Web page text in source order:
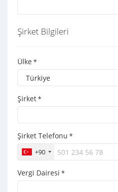
Şirket Bilgileri
Ülke *
Şirket*
Şirket Telefonu *
+90
Vergi Dairesi *